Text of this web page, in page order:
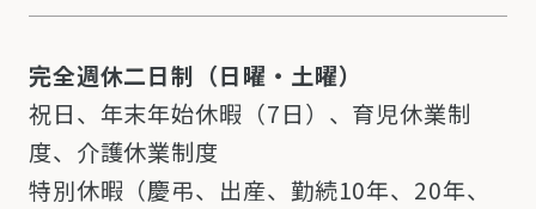
完全週休二日制（日曜・土曜）
祝日、年末年始休暇（7日）、育児休業制
度、介護休業制度
特別休暇（慶弔、出産、勤続10年、20年、